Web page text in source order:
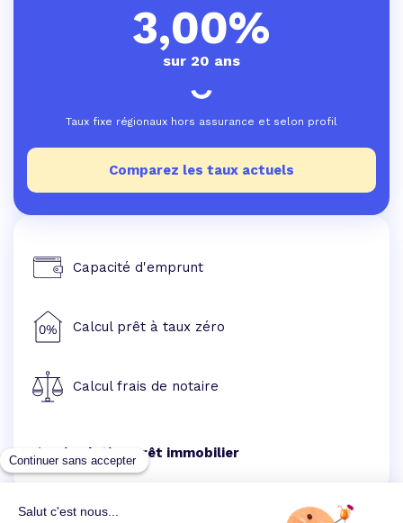
3,00%
sur 20 ans
Taux fixe régionaux hors assurance et selon profil
Comparez les taux actuels
Capacité d'emprunt
Calcul prêt à taux zéro
Calcul frais de notaire
Simulation prêt immobilier